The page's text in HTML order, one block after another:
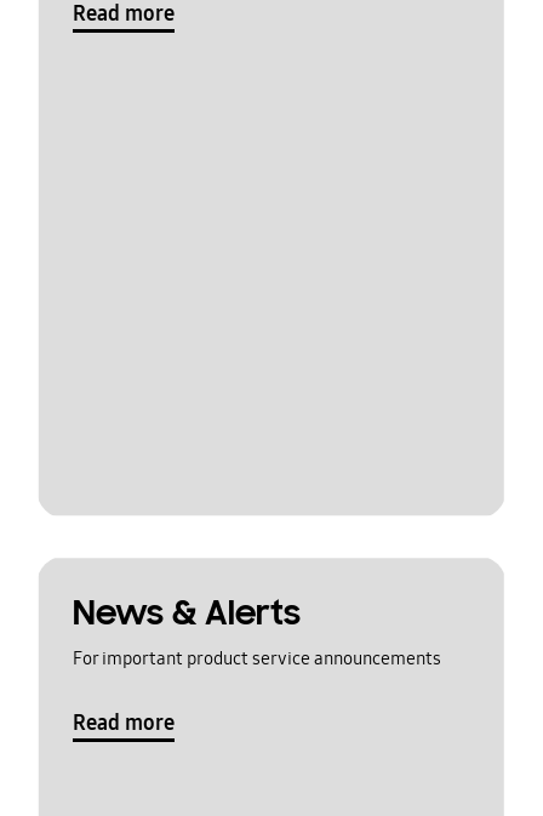
Read more
News & Alerts
For important product service announcements
Read more